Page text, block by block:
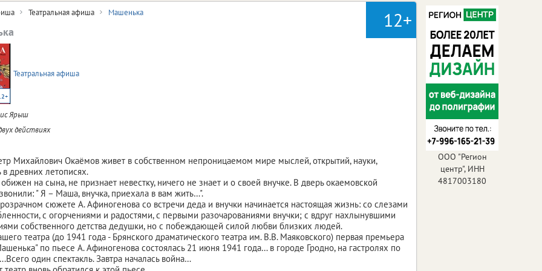
12+
Театральная афиша Машенька
Театральная афиша
Ярыш
действиях
Михайлович Окаёмов живет в собственном непроницаемом мире мыслей, открытий, науки,
в древних летописях.
на сына, не признает невестку, ничего не знает и о своей внучке. В дверь окаемовской
" Я – Маша, внучка, приехала в вам жить…".
сюжете А. Афиногенова со встречи деда и внучки начинается настоящая жизнь: со слезами
с огорчениями и радостями, с первыми разочарованиями внучки; с вдруг нахлынувшими
собственного детства дедушки, но с побеждающей силой любви близких людей.
театра (до 1941 года - Брянского драматического театра им. В.В. Маяковского) первая премьера
по пьесе А. Афиногенова состоялась 21 июня 1941 года… в городе Гродно, на гастролях по
один спектакль. Завтра началась война…
ООО "Регион
центр", ИНН
4817003180